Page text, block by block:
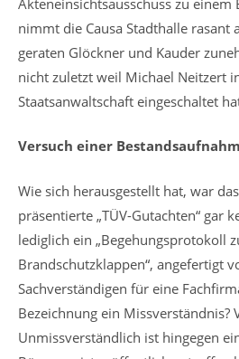
nimmt die Causa Stadthalle rasant
geraten Glöckner und Kauder
nicht zuletzt weil Michael Neitzert
Staatsanwaltschaft eingeschaltet
Versuch einer
Wie sich herausgestellt hat, war
präsentierte „TÜV-Gutachten“ gar
lediglich ein „Begehungsprotokoll
Brandschutzklappen“, angefertigt
Sachverständigen für eine
Bezeichnung ein Missverständnis?
Unmissverständlich ist hingegen